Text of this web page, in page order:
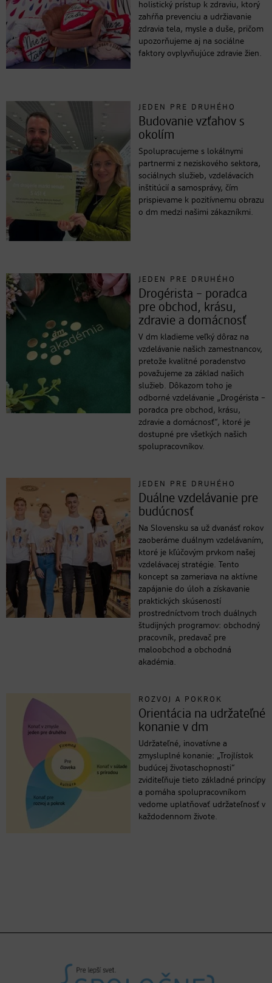
holistický prístup k zdraviu, ktorý
zahŕňa prevenciu a udržiavanie
zdravia tela, mysle a duše, pričom
upozorňujeme aj na sociálne
faktory ovplyvňujúce zdravie žien.
JEDEN PRE DRUHÉHO
Budovanie vzťahov s
okolím
Spolupracujeme s lokálnymi
partnermi z neziskového sektora,
sociálnych služieb, vzdelávacích
inštitúcií a samosprávy, čím
prispievame k pozitívnemu obrazu
o dm medzi našimi zákazníkmi.
JEDEN PRE DRUHÉHO
Drogérista – poradca
pre obchod, krásu,
zdravie a domácnosť
V dm kladieme veľký dôraz na
vzdelávanie našich zamestnancov,
pretože kvalitné poradenstvo
považujeme za základ našich
služieb. Dôkazom toho je
odborné vzdelávanie „Drogérista –
poradca pre obchod, krásu,
zdravie a domácnosť“, ktoré je
dostupné pre všetkých našich
spolupracovníkov.
JEDEN PRE DRUHÉHO
Duálne vzdelávanie pre
budúcnosť
Na Slovensku sa už dvanásť rokov
zaoberáme duálnym vzdelávaním,
ktoré je kľúčovým prvkom našej
vzdelávacej stratégie. Tento
koncept sa zameriava na aktívne
zapájanie do úloh a získavanie
praktických skúseností
prostredníctvom troch duálnych
študijných programov: obchodný
pracovník, predavač pre
maloobchod a obchodná
akadémia.
ROZVOJ A POKROK
Orientácia na udržateľné
konanie v dm
Udržateľné, inovatívne a
zmysluplné konanie: „Trojlístok
budúcej životaschopnosti“
zviditeľňuje tieto základné princípy
a pomáha spolupracovníkom
vedome uplatňovať udržateľnosť v
každodennom živote.